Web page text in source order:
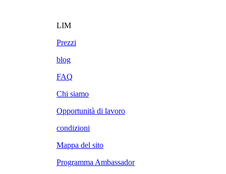
LIM
Prezzi
blog
FAQ
Chi siamo
Opportunità di lavoro
condizioni
Mappa del sito
Programma Ambassador